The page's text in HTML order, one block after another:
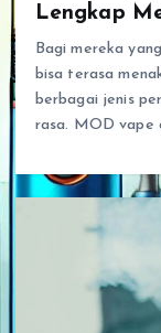
Lengkap
Bagi mereka
bisa terasa
berbagai jenis
rasa. MOD vape